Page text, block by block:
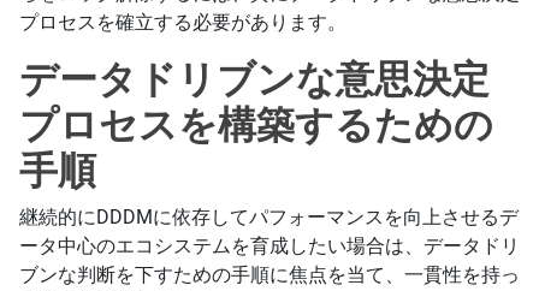
プロセスを確立する必要があります。
データドリブンな意思決定
プロセスを構築するための
手順
継続的にDDDMに依存してパフォーマンスを向上させるデ
ータ中心のエコシステムを育成したい場合は、データドリ
ブンな判断を下すための手順に焦点を当て、一貫性を持っ